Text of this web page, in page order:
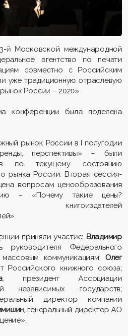
й Московской международной
агентство по печати
совместно с Российским
уже традиционную отраслевую
России – 2020».
конференции была поделена
рынок России в I полугодии
перспективы» – были
по текущему состоянию
рынка России. Вторая сессия-
вопросам ценообразования
– «Почему такие цены?
книгоиздателей
приняли участие: Владимир
руководителя Федерального
коммуникациям; Олег
Российского книжного союза;
, президент Ассоциации
независимых государств;
директор компании
, генеральный директор АО